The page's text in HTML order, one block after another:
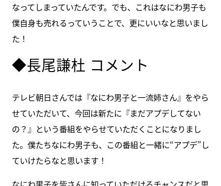
なってしまっていたんです。でも、これはなにわ男子も
僕自身も売れるっていうことで、更にいいなと思いまし
た！
◆長尾謙杜 コメント
テレビ朝日さんでは『なにわ男子と一流姉さん』をやら
せていただいて、今回は新たに『まだアプデしてない
の？』という番組をやらせていただくことになりまし
た。僕たちなにわ男子も、この番組と一緒に“アプデ”し
ていけたらなと思います！